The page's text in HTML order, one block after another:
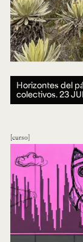
Horizontes del
colectivos.23
curso